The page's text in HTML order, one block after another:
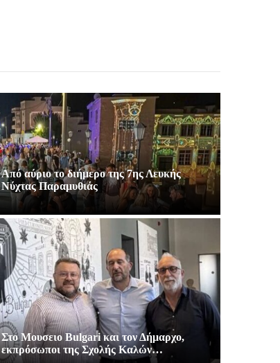
Από αύριο το διήμερο της 7ης Λευκής
Νύχτας Παραμυθιάς
Στο Μουσειο Bulgari και τον Δήμαρχο,
εκπρόσωποι της Σχολής Καλών…